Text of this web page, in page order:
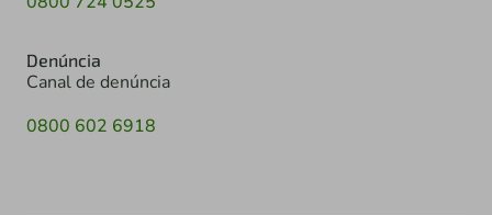
Denúncia
Canal de denúncia
0800 602 6918